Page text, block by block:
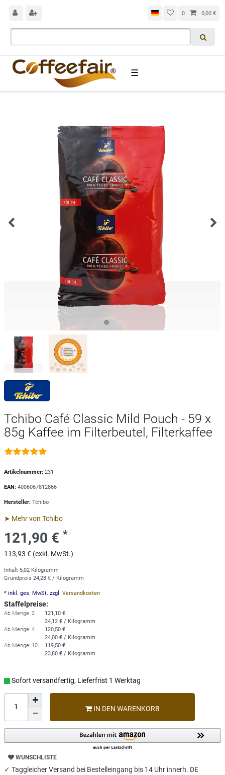
0 0,00 €
☰
Tchibo Café Classic Mild Pouch - 59 x
85g Kaffee im Filterbeutel, Filterkaffee
Artikelnummer: 231
EAN: 4006067812866
Hersteller: Tchibo
➤ Mehr von Tchibo
121,90 € *
113,93 € (exkl. MwSt.)
Inhalt 5,02 Kilogramm
Grundpreis 24,28 € / Kilogramm
* inkl. ges. MwSt. zzgl. Versandkosten
Staffelpreise:
Ab Menge: 2
121,10 €
24,12 € / Kilogramm
Ab Menge: 4
120,50 €
24,00 € / Kilogramm
Ab Menge: 10
119,50 €
23,80 € / Kilogramm
Sofort versandfertig, Lieferfrist 1 Werktag
IN DEN WARENKORB
WUNSCHLISTE
✓ Taggleicher Versand bei Bestelleingang bis 14 Uhr innerh. DE